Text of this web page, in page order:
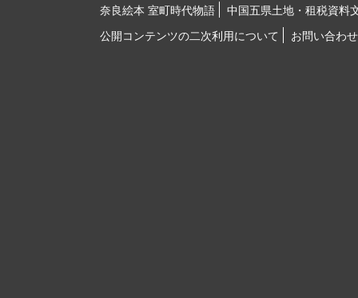
奈良絵本 室町時代物語
中国五県土地・租税資料
公開コンテンツの二次利用について
お問い合わせ